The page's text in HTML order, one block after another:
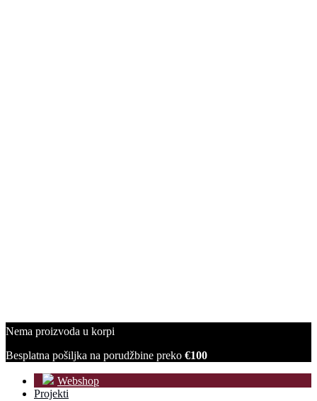
Nema proizvoda u korpi
Besplatna pošiljka na porudžbine preko €100
Webshop
Projekti